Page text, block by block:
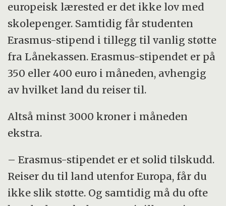
europeisk lærested er det ikke lov med
skolepenger. Samtidig får studenten
Erasmus-stipend i tillegg til vanlig støtte
fra Lånekassen. Erasmus-stipendet er på
350 eller 400 euro i måneden, avhengig
av hvilket land du reiser til.
Altså minst 3000 kroner i måneden
ekstra.
– Erasmus-stipendet er et solid tilskudd.
Reiser du til land utenfor Europa, får du
ikke slik støtte. Og samtidig må du ofte